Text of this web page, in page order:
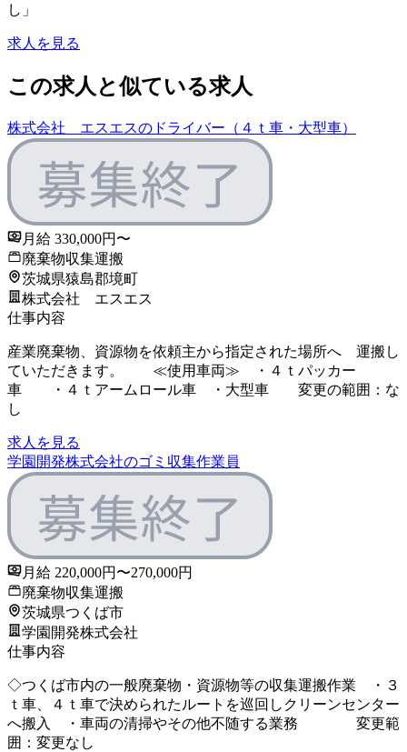
し」
求人を見る
この求人と似ている求人
株式会社 エスエスのドライバー（４ｔ車・大型車）
月給 330,000円〜
廃棄物収集運搬
茨城県猿島郡境町
株式会社 エスエス
仕事内容
産業廃棄物、資源物を依頼主から指定された場所へ 運搬し
ていただきます。 ≪使用車両≫ ・４ｔパッカー
車 ・４ｔアームロール車 ・大型車 変更の範囲：な
し
求人を見る
学園開発株式会社のゴミ収集作業員
月給 220,000円〜270,000円
廃棄物収集運搬
茨城県つくば市
学園開発株式会社
仕事内容
◇つくば市内の一般廃棄物・資源物等の収集運搬作業 ・３
ｔ車、４ｔ車で決められたルートを巡回しクリーンセンター
へ搬入 ・車両の清掃やその他不随する業務 変更範
囲：変更なし